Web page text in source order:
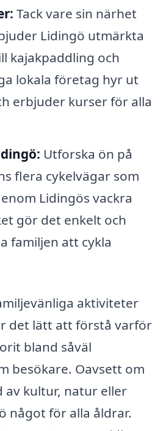
Tack vare sin närhet
Lidingö utmärkta
kajakpaddling och
lokala företag hyr ut
erbjuder kurser för alla
Utforska ön på
flera cykelvägar som
Lidingös vackra
gör det enkelt och
familjen att cykla
aktiviteter
det lätt att förstå varför
bland såväl
besökare. Oavsett om
av kultur, natur eller
något för alla åldrar.